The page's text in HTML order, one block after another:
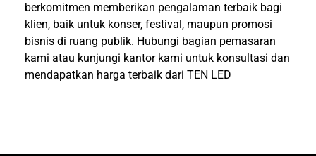
berkomitmen memberikan pengalaman terbaik bagi
klien, baik untuk konser, festival, maupun promosi
bisnis di ruang publik. Hubungi bagian pemasaran
kami atau kunjungi kantor kami untuk konsultasi dan
mendapatkan harga terbaik dari TEN LED